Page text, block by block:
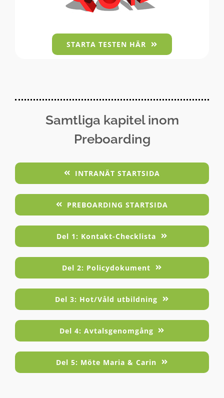
STARTA TESTEN HÄR
Samtliga kapitel inom
Preboarding
INTRANÄT STARTSIDA
PREBOARDING STARTSIDA
Del 1: Kontakt-Checklista
Del 2: Policydokument
Del 3: Hot/Våld utbildning
Del 4: Avtalsgenomgång
Del 5: Möte Maria & Carin